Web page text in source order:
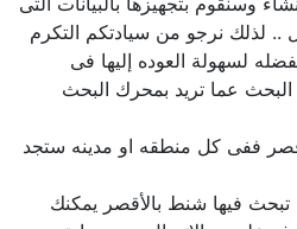
لذلك نرجو من سيادتكم التكرم
لسهولة العوده إليها فى
عما تريد بمحرك البحث
ففى كل منطقه او مدينه ستجد
فيها شنط بالأقصر يمكنك